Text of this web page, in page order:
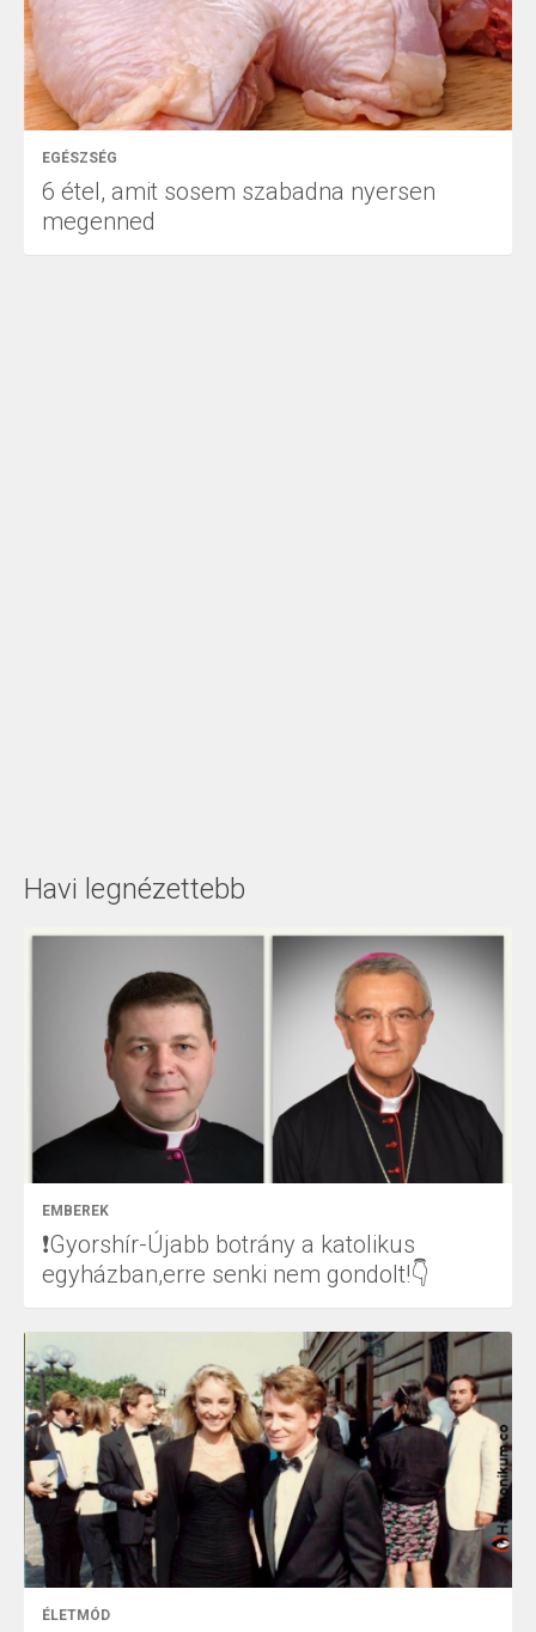
EGÉSZSÉG
6 étel, amit sosem szabadna nyersen
megenned
Havi legnézettebb
EMBEREK
❗Gyorshír-Újabb botrány a katolikus
egyházban,erre senki nem gondolt!👇
ÉLETMÓD